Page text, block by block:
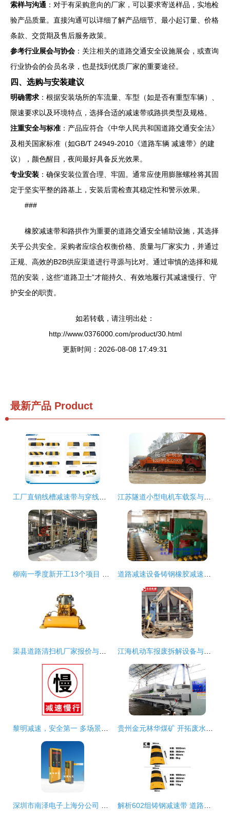
索样与沟通 ：对于有采购意向的厂家，可以要求寄送样品，实地检
验产品质量。直接沟通可以详细了解产品细节、最小起订量、价格
条款、交货期及售后服务政策。
参考行业展会与协会 ：关注相关的道路交通安全设施展会，或查询
行业协会的会员名录，也是找到优质厂家的重要途径。
四、选购与安装建议
明确需求 ：根据安装场所的车流量、车型（如是否有重型车辆）、
限速要求以及环境特点，选择合适的减速带或路拱类型及规格。
注重安全与标准 ：产品应符合《中华人民共和国道路交通安全法》
及相关国家标准（如GB/T 24949-2010《道路车辆 减速带》的建
议），颜色醒目，夜间最好具备反光效果。
专业安装 ：确保安装位置合理、牢固。通常应使用膨胀螺栓将其固
定于坚实平整的路基上，安装后需检查其稳定性和警示效果。
###
橡胶减速带和路拱作为重要的道路交通安全辅助设施，其选择
关乎公共安全。采购者应综合权衡价格、质量与厂家实力，并通过
正规、高效的B2B供应渠道进行寻源与比对。通过审慎的选择和规
范的安装，这些“道路卫士”才能持久、有效地履行其减速慢行、守
护安全的职责。
如若转载，请注明出处：
http://www.0376000.com/product/30.html
更新时间：2026-08-08 17:49:31
最新产品 Product